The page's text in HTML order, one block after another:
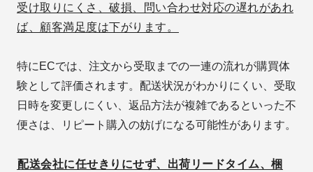
受け取りにくさ、破損、問い合わせ対応の遅れがあれ
ば、顧客満足度は下がります。
特にECでは、注文から受取までの一連の流れが購買体
験として評価されます。配送状況がわかりにくい、受取
日時を変更しにくい、返品方法が複雑であるといった不
便さは、リピート購入の妨げになる可能性があります。
配送会社に任せきりにせず、出荷リードタイム、梱